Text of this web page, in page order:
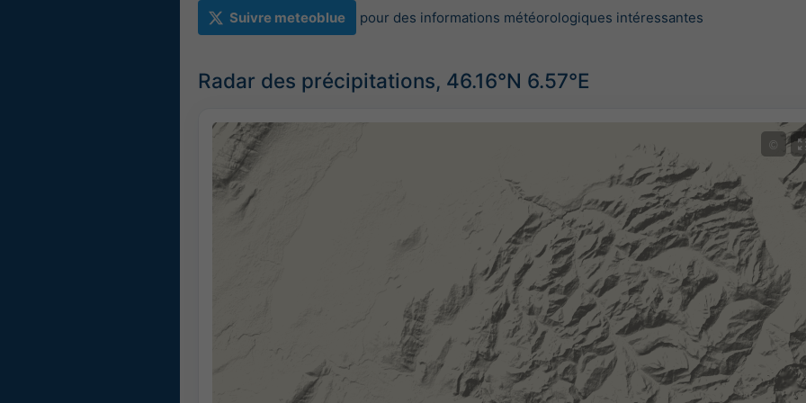
Suivre meteoblue pour des informations météorologiques intéressantes
Radar des précipitations, 46.16°N 6.57°E
©